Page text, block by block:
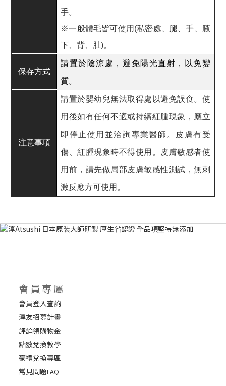
手。
※一般體毛皆可使用(私密處、腿、手、腋
下、背、肚)。
保存方式
請置於陰涼處，避免陽光直射，以免變
質。
注意事項
請置於嬰幼兒無法取得處以避免誤食。使
用後如有任何不適或持續紅腫現象，應立
即停止使用並洽詢專業醫師。皮膚有受
傷、紅腫現象時不得使用。皮膚敏感者使
用前，請先做局部皮膚敏感性測試，無刺
激反應方可使用。
會員專屬
會員登入查詢
淳友招募計畫
評論領購物金
點數兌換教學
豪禮兌換專區
常見問題FAQ